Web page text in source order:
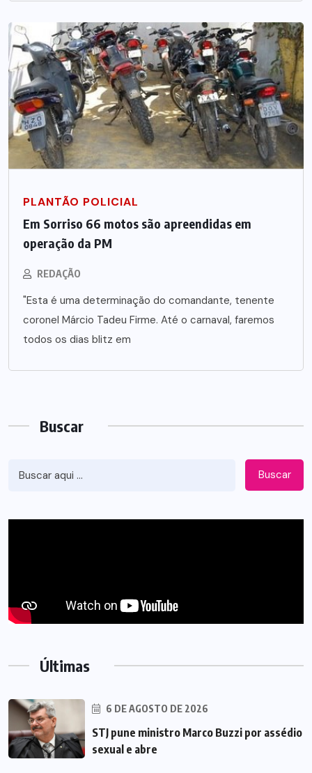
PLANTÃO POLICIAL
Em Sorriso 66 motos são apreendidas em
operação da PM
REDAÇÃO
"Esta é uma determinação do comandante, tenente
coronel Márcio Tadeu Firme. Até o carnaval, faremos
todos os dias blitz em
Buscar
Buscar
Últimas
6 DE AGOSTO DE 2026
STJ pune ministro Marco Buzzi por assédio
sexual e abre